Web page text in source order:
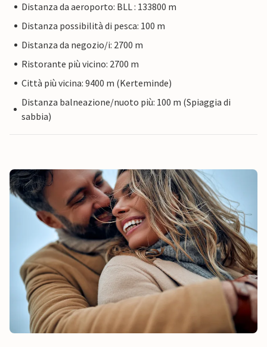
Distanza da aeroporto: BLL : 133800 m
Distanza possibilità di pesca: 100 m
Distanza da negozio/i: 2700 m
Ristorante più vicino: 2700 m
Città più vicina: 9400 m (Kerteminde)
Distanza balneazione/nuoto più: 100 m (Spiaggia di
sabbia)